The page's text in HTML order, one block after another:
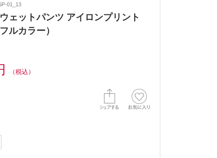
01_13
ェットパンツ アイロンプリント
ルカラー）
（税込）